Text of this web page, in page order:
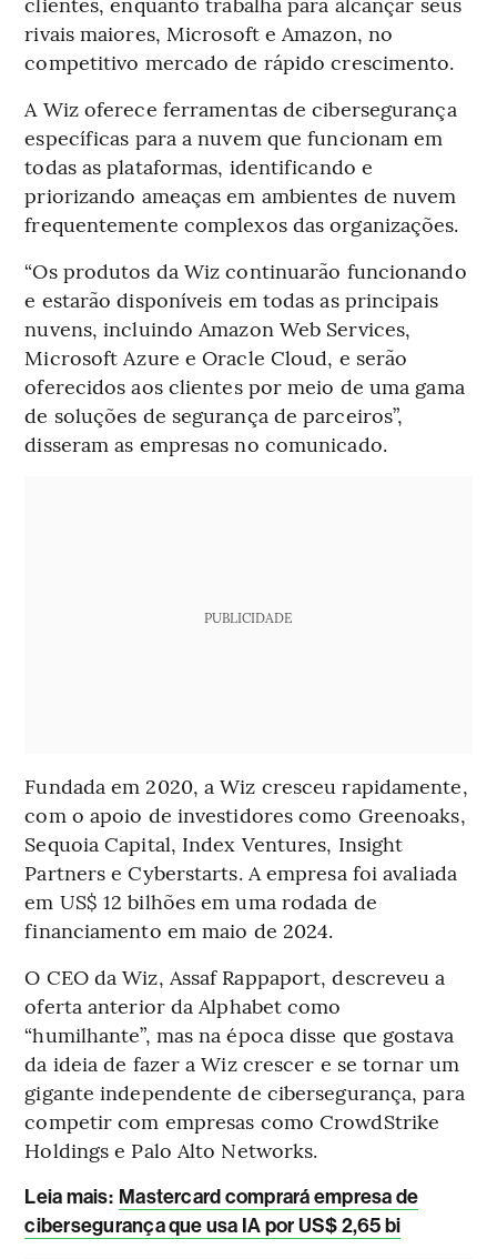
rivais maiores, Microsoft e Amazon, no
competitivo mercado de rápido crescimento.
A Wiz oferece ferramentas de cibersegurança
específicas para a nuvem que funcionam em
todas as plataformas, identificando e
priorizando ameaças em ambientes de nuvem
frequentemente complexos das organizações.
“Os produtos da Wiz continuarão funcionando
e estarão disponíveis em todas as principais
nuvens, incluindo Amazon Web Services,
Microsoft Azure e Oracle Cloud, e serão
oferecidos aos clientes por meio de uma gama
de soluções de segurança de parceiros”,
disseram as empresas no comunicado.
PUBLICIDADE
Fundada em 2020, a Wiz cresceu rapidamente,
com o apoio de investidores como Greenoaks,
Sequoia Capital, Index Ventures, Insight
Partners e Cyberstarts. A empresa foi avaliada
em US$ 12 bilhões em uma rodada de
financiamento em maio de 2024.
O CEO da Wiz, Assaf Rappaport, descreveu a
oferta anterior da Alphabet como
“humilhante”, mas na época disse que gostava
da ideia de fazer a Wiz crescer e se tornar um
gigante independente de cibersegurança, para
competir com empresas como CrowdStrike
Holdings e Palo Alto Networks.
Leia mais: Mastercard comprará empresa de
cibersegurança que usa IA por US$ 2,65 bi